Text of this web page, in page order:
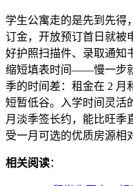
学生公寓走的是先到先得
订金，开放预订首日就被
好护照扫描件、录取通知
缩短填表时间——慢一步
季的时间差：租金在 2 月
短暂低谷。入学时间灵活
月淡季签长约，能比旺季
受一月可选的优质房源相
相关阅读：